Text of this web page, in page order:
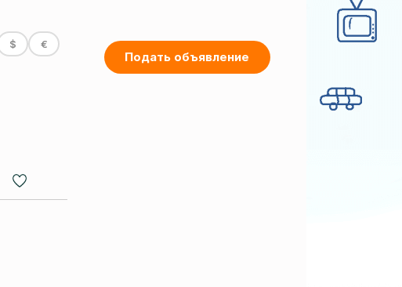
$ €
Подать объявление